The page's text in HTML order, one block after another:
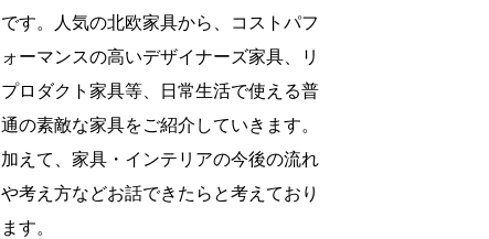
です。人気の北欧家具から、コストパフ
ォーマンスの高いデザイナーズ家具、リ
プロダクト家具等、日常生活で使える普
通の素敵な家具をご紹介していきます。
加えて、家具・インテリアの今後の流れ
や考え方などお話できたらと考えており
ます。